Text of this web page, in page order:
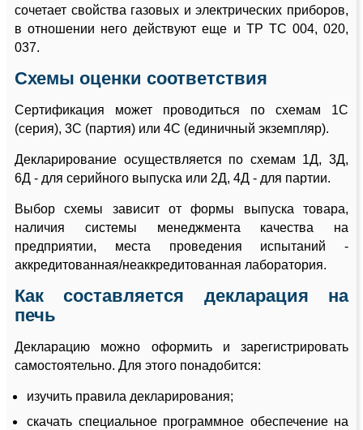
сочетает свойства газовых и электрических приборов,
в отношении него действуют еще и ТР ТС 004, 020,
037.
Схемы оценки соответствия
Сертификация может проводиться по схемам 1С
(серия), 3С (партия) или 4С (единичный экземпляр).
Декларирование осуществляется по схемам 1Д, 3Д,
6Д - для серийного выпуска или 2Д, 4Д - для партии.
Выбор схемы зависит от формы выпуска товара,
наличия системы менеджмента качества на
предприятии, места проведения испытаний -
аккредитованная/неаккредитованная лаборатория.
Как составляется декларация на
печь
Декларацию можно оформить и зарегистрировать
самостоятельно. Для этого понадобится:
изучить правила декларирования;
скачать специальное программное обеспечение на